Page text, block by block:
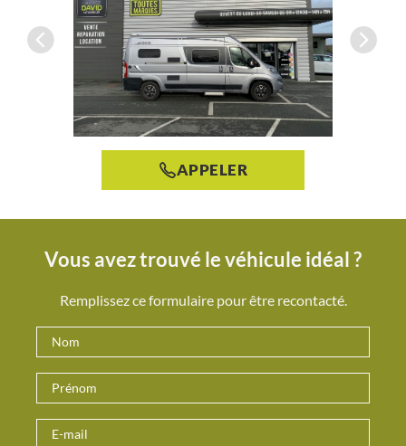
APPELER
Vous avez trouvé le véhicule idéal ?
Remplissez ce formulaire pour être recontacté.